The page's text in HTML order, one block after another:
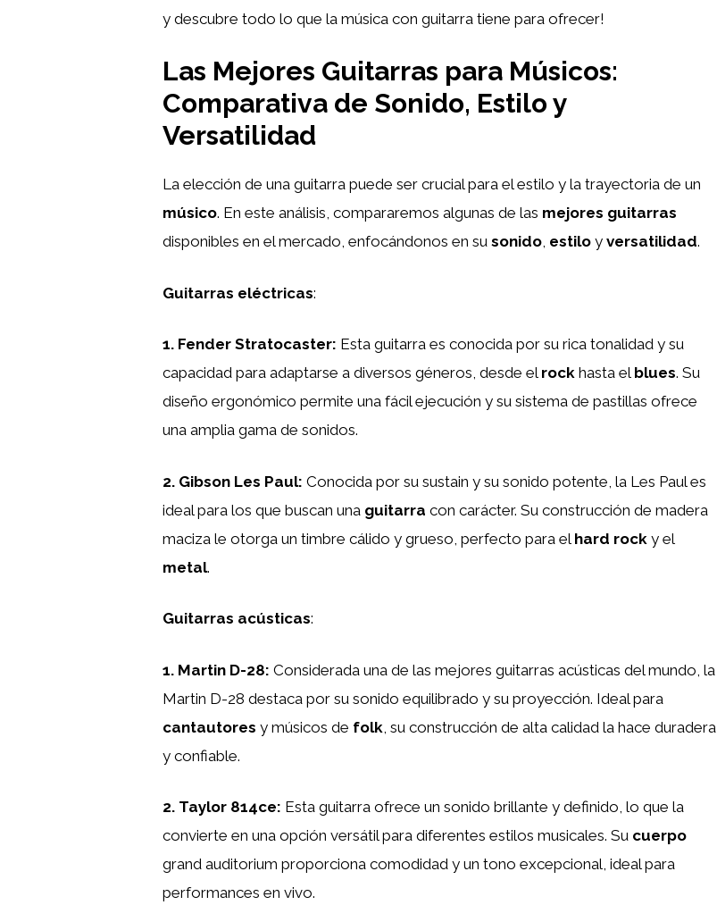
y descubre todo lo que la música con guitarra tiene para ofrecer!
Las Mejores Guitarras para Músicos:
Comparativa de Sonido, Estilo y
Versatilidad
La elección de una guitarra puede ser crucial para el estilo y la trayectoria de un
músico. En este análisis, compararemos algunas de las mejores guitarras
disponibles en el mercado, enfocándonos en su sonido, estilo y versatilidad.
Guitarras eléctricas:
1. Fender Stratocaster: Esta guitarra es conocida por su rica tonalidad y su
capacidad para adaptarse a diversos géneros, desde el rock hasta el blues. Su
diseño ergonómico permite una fácil ejecución y su sistema de pastillas ofrece
una amplia gama de sonidos.
2. Gibson Les Paul: Conocida por su sustain y su sonido potente, la Les Paul es
ideal para los que buscan una guitarra con carácter. Su construcción de madera
maciza le otorga un timbre cálido y grueso, perfecto para el hard rock y el
metal.
Guitarras acústicas:
1. Martin D-28: Considerada una de las mejores guitarras acústicas del mundo, la
Martin D-28 destaca por su sonido equilibrado y su proyección. Ideal para
cantautores y músicos de folk , su construcción de alta calidad la hace duradera
y confiable.
2. Taylor 814ce: Esta guitarra ofrece un sonido brillante y definido, lo que la
convierte en una opción versátil para diferentes estilos musicales. Su cuerpo
grand auditorium proporciona comodidad y un tono excepcional, ideal para
performances en vivo.